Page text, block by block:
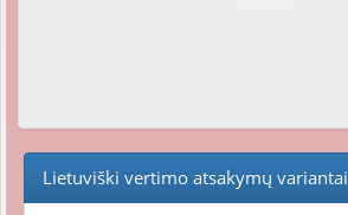
Lietuviški vertimo atsakymų variantai